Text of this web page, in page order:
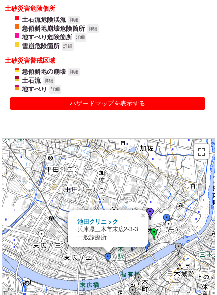
土砂災害危険個所
土石流危険渓流
詳細
急傾斜地崩壊危険箇所 詳細
地すべり危険箇所 詳細
雪崩危険箇所 詳細
土砂災害警戒区域
急傾斜地の崩壊
詳細
土石流 詳細
地すべり 詳細
ハザードマップを表示する
池田クリニック
兵庫県三木市末広2-3-3
一般診療所
×